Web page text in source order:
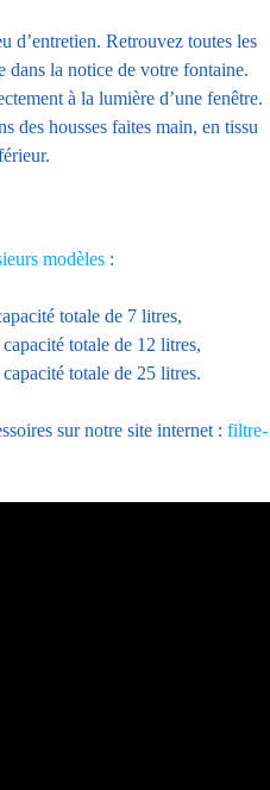
d’entretien. Retrouvez toutes les
dans la notice de votre fontaine.
à la lumière d’une fenêtre.
des housses faites main, en tissu
modèles :
totale de 7 litres,
totale de 12 litres,
totale de 25 litres.
sur notre site internet : filtre-